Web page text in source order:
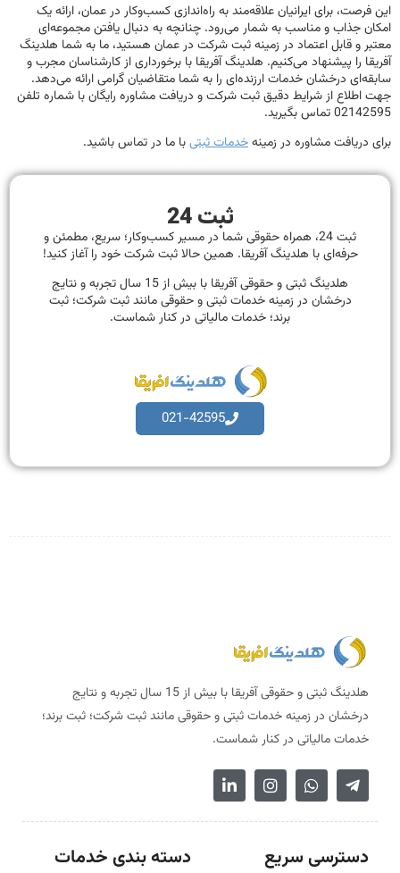
این فرصت، برای ایرانیان علاقه‌مند به راه‌اندازی کسب‌وکار در عمان، ارائه یک
امکان جذاب و مناسب به شمار می‌رود. چنانچه به دنبال یافتن مجموعه‌ای
معتبر و قابل اعتماد در زمینه ثبت شرکت در عمان هستید، ما به شما هلدینگ
آفریقا را پیشنهاد می‌کنیم. هلدینگ آفریقا با برخورداری از کارشناسان مجرب و
سابقه‌ای درخشان خدمات ارزنده‌ای را به شما متقاضیان گرامی ارائه می‌دهد.
جهت اطلاع از شرایط دقیق ثبت شرکت و دریافت مشاوره رایگان با شماره تلفن
02142595 تماس بگیرید.
برای دریافت مشاوره در زمینهخدمات ثبتیبا ما در تماس باشید.
ثبت 24
ثبت 24، همراه حقوقی شما در مسیر کسب‌وکار؛ سریع، مطمئن و
حرفه‌ای با هلدینگ آفریقا. همین حالا ثبت شرکت خود را آغاز کنید!
هلدینگ ثبتی و حقوقی آفریقا با بیش از 15 سال تجربه و نتایج
درخشان در زمینه خدمات ثبتی و حقوقی مانند ثبت شرکت؛ ثبت
برند؛ خدمات مالیاتی در کنار شماست.
021-42595
هلدینگ ثبتی و حقوقی آفریقا با بیش از 15 سال تجربه و نتایج
درخشان در زمینه خدمات ثبتی و حقوقی مانند ثبت شرکت؛ ثبت برند؛
خدمات مالیاتی در کنار شماست.
دسترسی سریع دسته بندی خدمات